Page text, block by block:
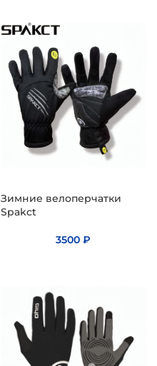
Зимние велоперчатки
Spakct
3500₽